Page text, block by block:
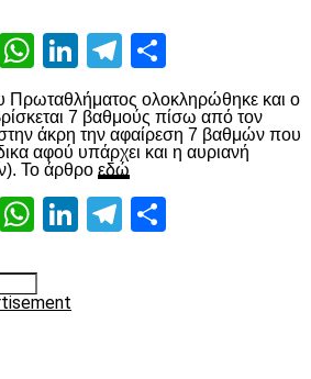
Pinterest
WhatsApp
LinkedIn
Telegram
Πρωταθλήματος ολοκληρώθηκε και ο
7 βαθμούς πίσω από τον
άκρη την αφαίρεση 7 βαθμών που
αφού υπάρχει και η αυριανή
Το άρθρο εδώ
Pinterest
WhatsApp
LinkedIn
Telegram